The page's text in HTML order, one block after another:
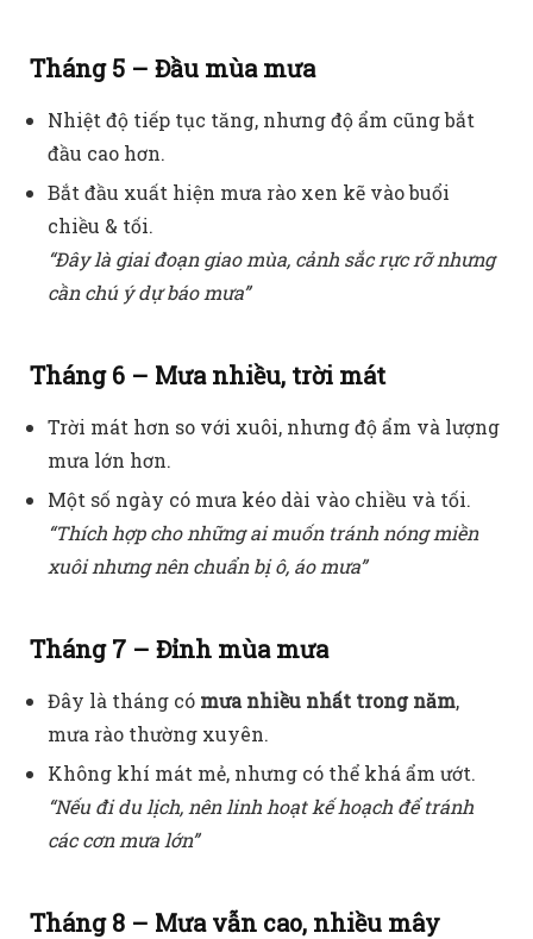
Tháng 5 – Đầu mùa mưa
Nhiệt độ tiếp tục tăng, nhưng độ ẩm cũng bắt
đầu cao hơn.
Bắt đầu xuất hiện mưa rào xen kẽ vào buổi
chiều & tối.
“Đây là giai đoạn giao mùa, cảnh sắc rực rỡ nhưng
cần chú ý dự báo mưa”
Tháng 6 – Mưa nhiều, trời mát
Trời mát hơn so với xuôi, nhưng độ ẩm và lượng
mưa lớn hơn.
Một số ngày có mưa kéo dài vào chiều và tối.
“Thích hợp cho những ai muốn tránh nóng miền
xuôi nhưng nên chuẩn bị ô, áo mưa”
Tháng 7 – Đỉnh mùa mưa
Đây là tháng có mưa nhiều nhất trong năm,
mưa rào thường xuyên.
Không khí mát mẻ, nhưng có thể khá ẩm ướt.
“Nếu đi du lịch, nên linh hoạt kế hoạch để tránh
các cơn mưa lớn”
Tháng 8 – Mưa vẫn cao, nhiều mây